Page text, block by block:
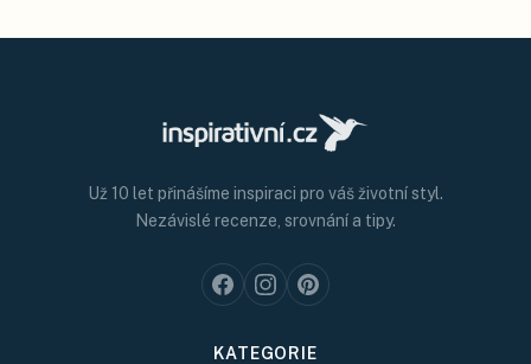
Už 10 let přinášíme inspiraci pro váš životní styl.
Nezávislé recenze, srovnání a tipy.
KATEGORIE